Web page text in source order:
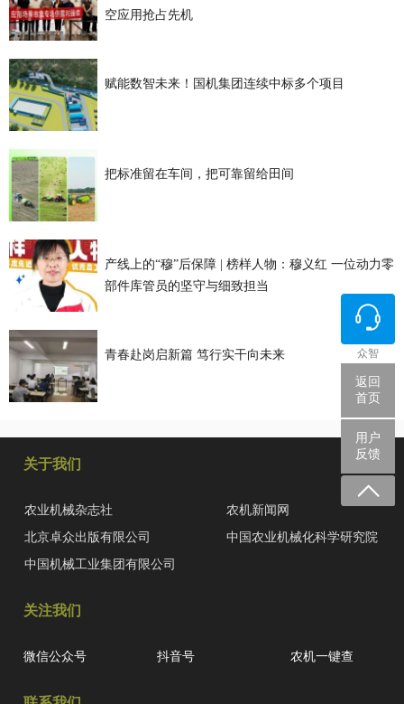
空应用抢占先机
赋能数智未来！国机集团连续中标多个项目
把标准留在车间，把可靠留给田间
产线上的“穆”后保障 | 榜样人物：穆义红 一位动力零
部件库管员的坚守与细致担当
青春赴岗启新篇 笃行实干向未来 众智
返回
首页
用户
反馈
关于我们
农业机械杂志社
农机新闻网
北京卓众出版有限公司
中国农业机械化科学研究院
中国机械工业集团有限公司
关注我们
微信公众号 抖音号 农机一键查